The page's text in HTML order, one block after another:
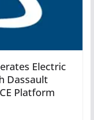
Electric
Dassault
Platform